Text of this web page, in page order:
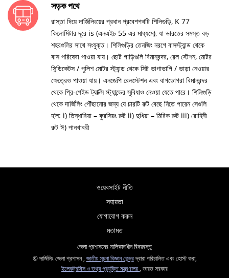
সড়ক পথে
রাস্তা দিয়ে দার্জিলিংয়ের প্রধান প্রবেশপথটি শিলিগুড়ি, K 77
কিলোমিটার দূরে is (এনএইচ 55 এর মাধ্যমে), যা ভারতের সমস্ত বড়
শহরগুলির সাথে সংযুক্ত। শিলিগুড়ির তেনজিং নরগে বাসস্ট্যান্ড থেকে
বাস পরিষেবা পাওয়া যায়। ছোট গাড়িগুলি বিমানবন্দর, রেল স্টেশন, মোটর
সিন্ডিকেটস / পুলিশ মোটর স্ট্যান্ড থেকে সিট ভাগাভাগি / ভাড়া নেওয়ার
ক্ষেত্রেও পাওয়া যায়। এনজেপি রেলস্টেশন এবং বাগডোগরা বিমানবন্দর
থেকে প্রি-পেইড ট্যাক্সি স্ট্যান্ডের সুবিধাও নেওয়া যেতে পারে। শিলিগুড়ি
থেকে দার্জিলিং পৌঁছানোর জন্য যে চারটি রুট বেছে নিতে পারেন সেগুলি
হ’ল: i) তিন্ধারিয়া – কুরসিয়ং রুট ii) দুধিয়া – মিরিক রুট iii) রোহিনী
রুট ঈ) পানখাবরী
ওয়েবসাইট নীতি
সহায়তা
যোগাযোগ করুন
মতামত
জেলা প্রশাসনের মালিকানাধীন বিষয়বস্তু
© দার্জিলিং জেলা প্রশাসন , জাতীয় সূচনা বিজ্ঞান কেন্দ্রদ্বারা পরিচালিত এবং হোস্ট করা,
ইলেকট্রনিক্স ও তথ্য প্রযুক্তি মন্ত্রণালয় , ভারত সরকার